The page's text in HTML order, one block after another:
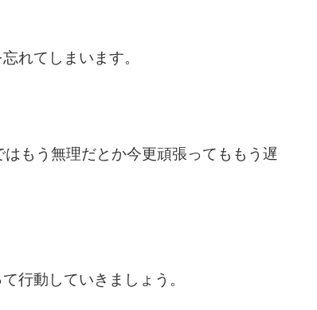
れてしまいます。
もう無理だとか今更頑張ってももう遅
行動していきましょう。